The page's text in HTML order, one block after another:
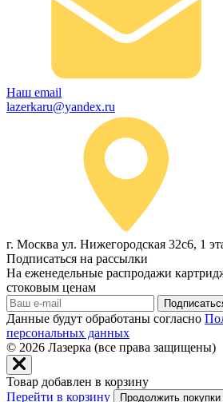
Наш email
lazerkaru@yandex.ru
г. Москва ул. Нижегородская 32с6, 1
Подписаться на рассылки
На еженедельные распродажи
стоковым ценам
Данные будут обработаны согласно
персональных данных
© 2026 Лазерка (все права защищены)
Товар добавлен в корзину
Перейти в корзину
Продолжить покупки